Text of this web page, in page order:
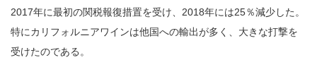
2017年に最初の関税報復措置を受け、2018年には25％減少した。
特にカリフォルニアワインは他国への輸出が多く、大きな打撃を
受けたのである。